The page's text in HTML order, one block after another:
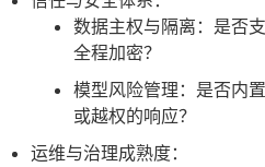
数据主权与隔离：是否
全程加密？
模型风险管理：是否内
或越权的响应？
运维与治理成熟度：